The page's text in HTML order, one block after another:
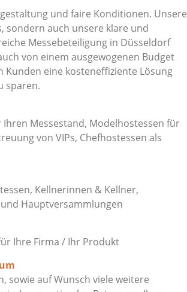
und faire Konditionen. Unsere
sondern auch unsere klare und
Messebeteiligung in Düsseldorf
von einem ausgewogenen Budget
eine kosteneffiziente Lösung
sparen.
Messestand, Modelhostessen für
von VIPs, Chefhostessen als
Kellnerinnen & Kellner,
Hauptversammlungen
Ihre Firma / Ihr Produkt
sowie auf Wunsch viele weitere